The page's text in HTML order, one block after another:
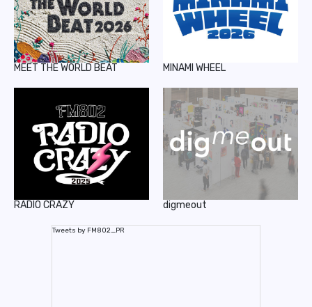
MEET THE WORLD BEAT MINAMI WHEEL
RADIO CRAZY digmeout
Tweets by FM802_PR